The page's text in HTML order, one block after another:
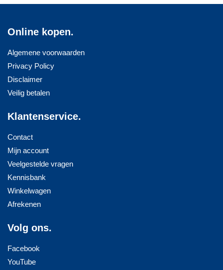
Online kopen.
Algemene voorwaarden
Privacy Policy
Disclaimer
Veilig betalen
Klantenservice.
Contact
Mijn account
Veelgestelde vragen
Kennisbank
Winkelwagen
Afrekenen
Volg ons.
Facebook
YouTube